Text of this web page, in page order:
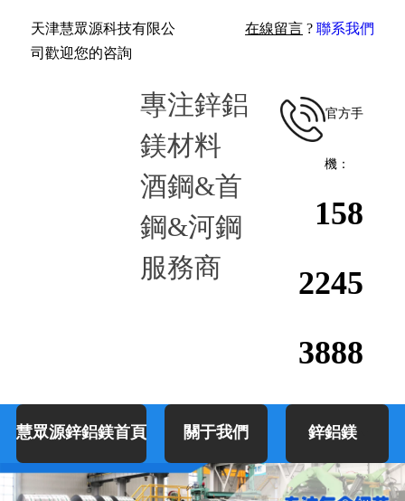
天津慧眾源科技有限公
司歡迎您的咨詢
在線留言 ?聯系我們
專注鋅鋁
鎂材料
酒鋼&首
鋼&河鋼
服務商
官方手
機：
158
2245
3888
慧眾源鋅鋁鎂首頁 關于我們 鋅鋁鎂